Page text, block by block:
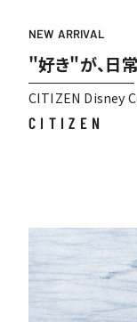
NEW ARRIVAL
"好き"が、日
CITIZEN Disney
CITIZEN